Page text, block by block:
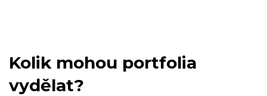
Kolik mohou portfolia
vydělat?